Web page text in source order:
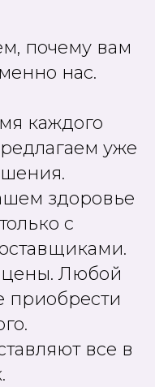
почему вам
нас.
каждого
уже
здоровье
с
цены. Любой
приобрести
все в